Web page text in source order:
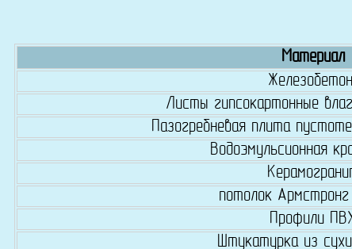
Материал
Листы гипсокартонные
Пазогребневая плита
Водоэмульсионная
потолок Армстронг
Профили
Штукатурка из